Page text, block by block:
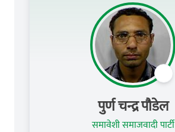
पुर्ण चन्द्र पौडेल
समावेशी समाजवादी पार्टी